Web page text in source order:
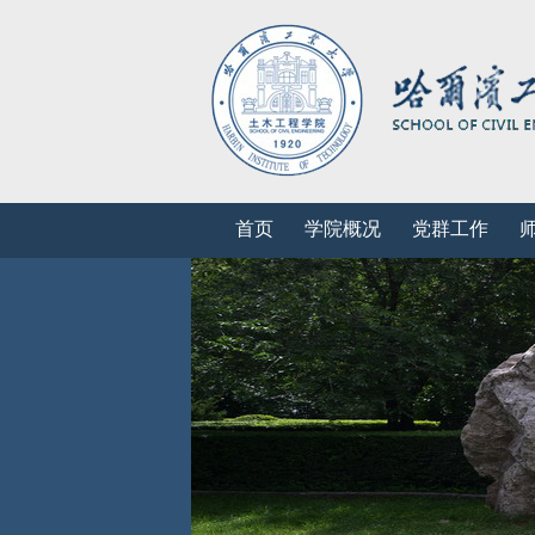
首页 学院概况 党群工作